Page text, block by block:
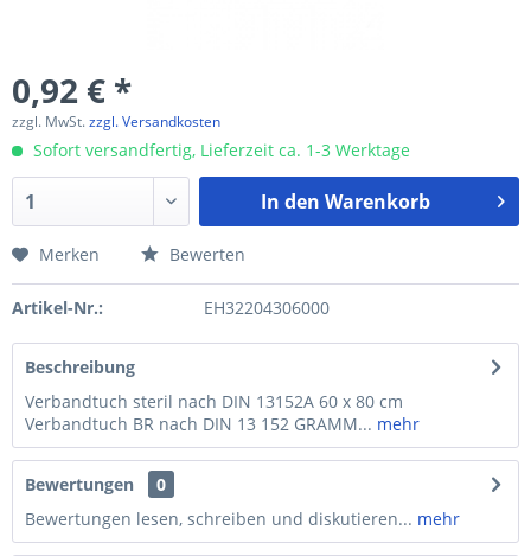
0,92 € *
zzgl. MwSt.zzgl. Versandkosten
Sofort versandfertig, Lieferzeit ca. 1-3 Werktage
In den Warenkorb
Merken Bewerten
Artikel-Nr.: EH32204306000
Beschreibung
Verbandtuch steril nach DIN 13152A 60 x 80 cm
Verbandtuch BR nach DIN 13 152 GRAMM... mehr
Bewertungen
0
Bewertungen lesen, schreiben und diskutieren... mehr